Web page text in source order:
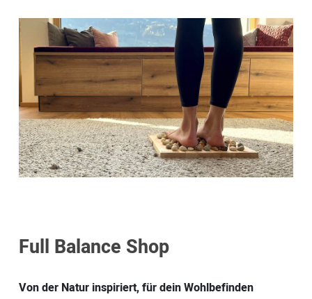
Full Balance Shop
Von der Natur inspiriert, für dein Wohlbefinden